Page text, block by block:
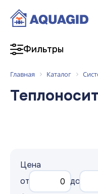
Фильтры
Главная Каталог
Цена
от
до